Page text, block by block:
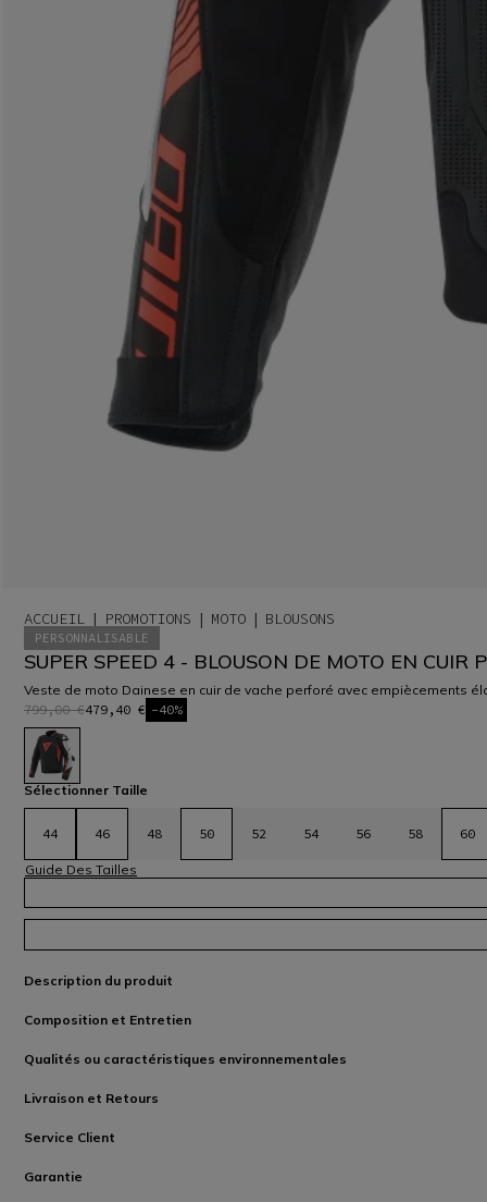
ACCUEIL PROMOTIONS MOTO BLOUSONS
PERSONNALISABLE
SUPER SPEED 4 - BLOUSON DE MOTO EN CUIR
Veste de moto Dainese en cuir de vache perforé avec empiècements
799,00 €479,40 € -40%
sélectionné
Sélectionner Taille
44 46 48 50 52 54 56 58 60
Guide Des Tailles
Description du produit
Composition et Entretien
Qualités ou caractéristiques environnementales
Livraison et Retours
Service Client
Garantie